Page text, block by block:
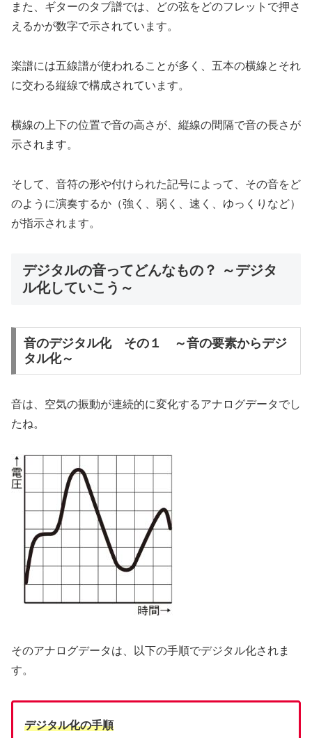
また、ギターのタブ譜では、どの弦をどのフレットで押さ
えるかが数字で示されています。
楽譜には五線譜が使われることが多く、五本の横線とそれ
に交わる縦線で構成されています。
横線の上下の位置で音の高さが、縦線の間隔で音の長さが
示されます。
そして、音符の形や付けられた記号によって、その音をど
のように演奏するか（強く、弱く、速く、ゆっくりなど）
が指示されます。
デジタルの音ってどんなもの？ ～デジタ
ル化していこう～
音のデジタル化 その１ ～音の要素からデジ
タル化～
音は、空気の振動が連続的に変化するアナログデータでし
たね。
そのアナログデータは、以下の手順でデジタル化されま
す。
デジタル化の手順